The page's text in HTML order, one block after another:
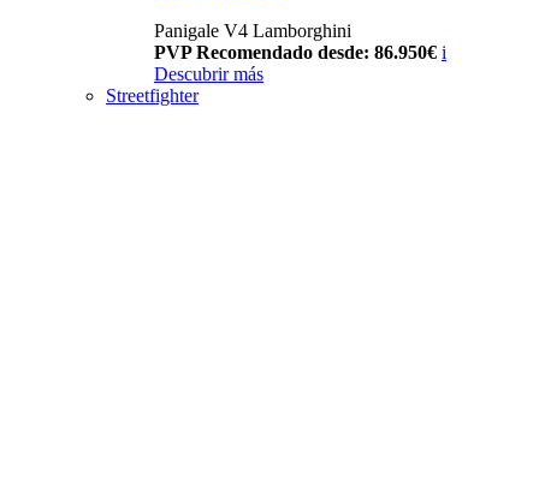
Panigale V4 Lamborghini
PVP Recomendado desde: 86.950€ i
Descubrir más
Streetfighter